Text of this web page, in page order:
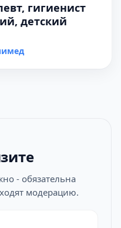
гигиенист
детский
- обязательна
модерацию.